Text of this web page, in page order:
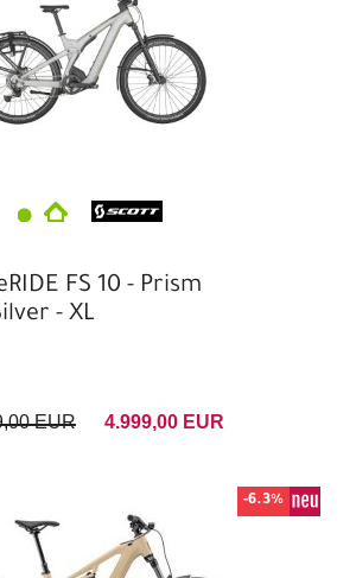
FS 10 - Prism
- XL
EUR 4.999,00 EUR
-6.3%